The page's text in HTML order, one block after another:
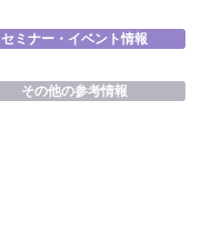
セミナー・イベント情報
その他の参考情報